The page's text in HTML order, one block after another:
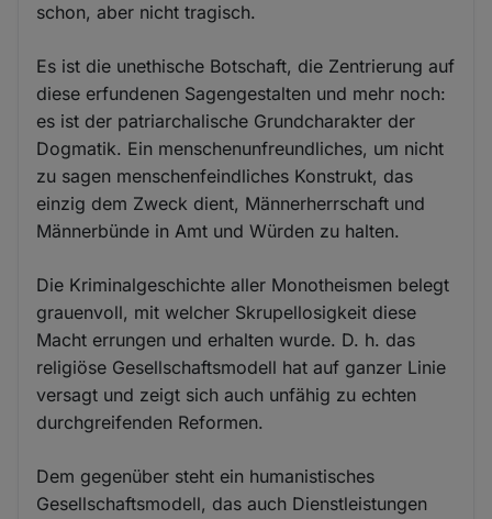
schon, aber nicht tragisch.
Es ist die unethische Botschaft, die Zentrierung auf
diese erfundenen Sagengestalten und mehr noch:
es ist der patriarchalische Grundcharakter der
Dogmatik. Ein menschenunfreundliches, um nicht
zu sagen menschenfeindliches Konstrukt, das
einzig dem Zweck dient, Männerherrschaft und
Männerbünde in Amt und Würden zu halten.
Die Kriminalgeschichte aller Monotheismen belegt
grauenvoll, mit welcher Skrupellosigkeit diese
Macht errungen und erhalten wurde. D. h. das
religiöse Gesellschaftsmodell hat auf ganzer Linie
versagt und zeigt sich auch unfähig zu echten
durchgreifenden Reformen.
Dem gegenüber steht ein humanistisches
Gesellschaftsmodell, das auch Dienstleistungen